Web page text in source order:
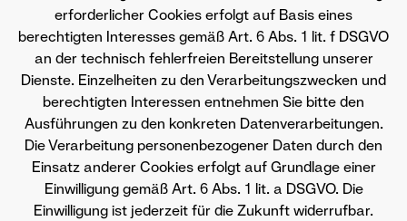
erforderlicher Cookies erfolgt auf Basis eines
berechtigten Interesses gemäß Art. 6 Abs. 1 lit. f DSGVO
an der technisch fehlerfreien Bereitstellung unserer
Dienste. Einzelheiten zu den Verarbeitungszwecken und
berechtigten Interessen entnehmen Sie bitte den
Ausführungen zu den konkreten Datenverarbeitungen.
Die Verarbeitung personenbezogener Daten durch den
Einsatz anderer Cookies erfolgt auf Grundlage einer
Einwilligung gemäß Art. 6 Abs. 1 lit. a DSGVO. Die
Einwilligung ist jederzeit für die Zukunft widerrufbar.